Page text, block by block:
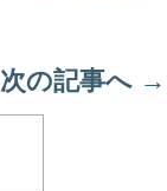
次の記事へ →